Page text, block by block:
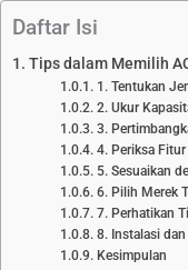
ke
konten
Daftar Isi
Tips dalam Memilih
1. Tentukan
2. Ukur
3.
4. Periksa Fitur
5. Sesuaikan
6. Pilih Merek
7. Perhatikan
8. Instalasi
Kesimpulan